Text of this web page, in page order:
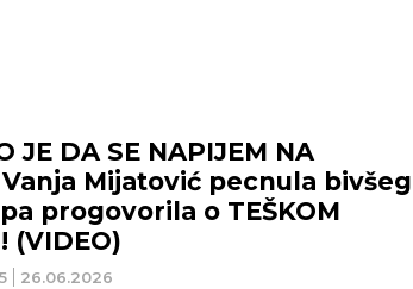
26.06.2026
JE DA SE NAPIJEM NA
Vanja Mijatović pecnula bivšeg
progovorila o TEŠKOM
(VIDEO)